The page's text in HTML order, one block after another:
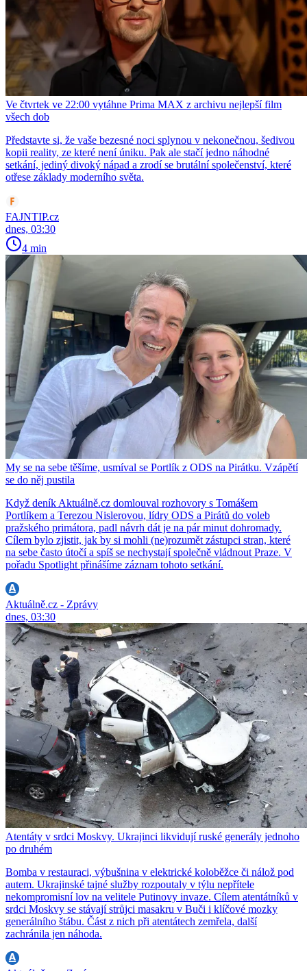
Ve čtvrtek ve 22:00 vytáhne Prima MAX z archivu nejlepší film
všech dob
Představte si, že vaše bezesné noci splynou v nekonečnou, šedivou
kopii reality, ze které není úniku. Pak ale stačí jedno náhodné
setkání, jediný divoký nápad a zrodí se brutální společenství, které
otřese základy moderního světa.
FAJNTIP.cz
dnes, 03:30
4 min
My se na sebe těšíme, usmíval se Portlík z ODS na Pirátku. Vzápětí
se do něj pustila
Když deník Aktuálně.cz domlouval rozhovory s Tomášem
Portlíkem a Terezou Nislerovou, lídry ODS a Pirátů do voleb
pražského primátora, padl návrh dát je na pár minut dohromady.
Cílem bylo zjistit, jak by si mohli (ne)rozumět zástupci stran, které
na sebe často útočí a spíš se nechystají společně vládnout Praze. V
pořadu Spotlight přinášíme záznam tohoto setkání.
Aktuálně.cz - Zprávy
dnes, 03:30
Atentáty v srdci Moskvy. Ukrajinci likvidují ruské generály jednoho
po druhém
Bomba v restauraci, výbušnina v elektrické koloběžce či nálož pod
autem. Ukrajinské tajné služby rozpoutaly v týlu nepřítele
nekompromisní lov na velitele Putinovy invaze. Cílem atentátníků v
srdci Moskvy se stávají strůjci masakru v Buči i klíčové mozky
generálního štábu. Část z nich při atentátech zemřela, další
zachránila jen náhoda.